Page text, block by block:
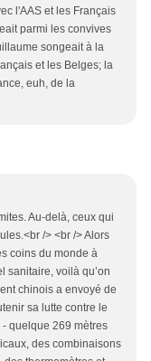
l'AAS et les Français
parmi les convives
songeait à la
et les Belges; la
euh, de la
Au-delà, ceux qui
/> <br /> Alors
coins du monde à
sanitaire, voilà qu’on
chinois a envoyé de
sa lutte contre le
quelque 269 mètres
des combinaisons